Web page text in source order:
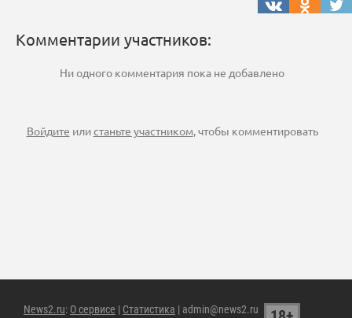
Комментарии участников:
Ни одного комментария пока не добавлено
Войдите илистаньте участником, чтобы комментировать
News2.ru: О сервисе | Статистика | admin@news2.ru